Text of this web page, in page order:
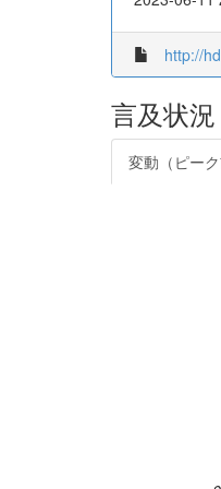
http://
言及状況
変動（ピーク